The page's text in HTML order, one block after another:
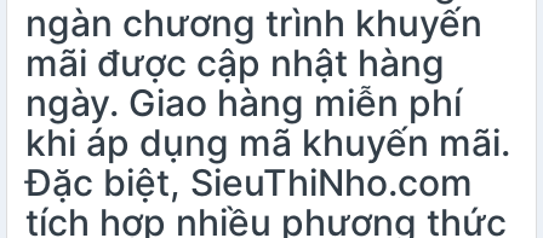
ngàn chương trình khuyến
mãi được cập nhật hàng
ngày. Giao hàng miễn phí
khi áp dụng mã khuyến mãi.
Đặc biệt, SieuThiNho.com
tích hợp nhiều phương thức